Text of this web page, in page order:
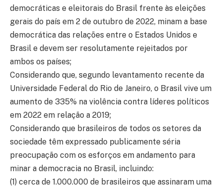
democráticas e eleitorais do Brasil frente às eleições
gerais do país em 2 de outubro de 2022, minam a base
democrática das relações entre o Estados Unidos e
Brasil e devem ser resolutamente rejeitados por
ambos os países;
Considerando que, segundo levantamento recente da
Universidade Federal do Rio de Janeiro, o Brasil vive um
aumento de 335% na violência contra líderes políticos
em 2022 em relação a 2019;
Considerando que brasileiros de todos os setores da
sociedade têm expressado publicamente séria
preocupação com os esforços em andamento para
minar a democracia no Brasil, incluindo:
(1) cerca de 1.000.000 de brasileiros que assinaram uma